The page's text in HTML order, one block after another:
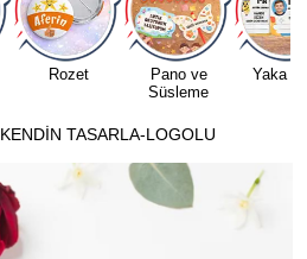
Rozet
Pano ve
Süsleme
Yaka
KENDİN TASARLA-LOGOLU